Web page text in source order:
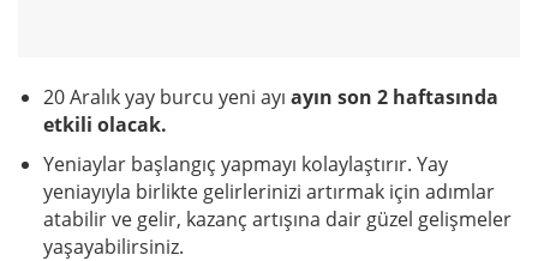
20 Aralık yay burcu yeni ayı ayın son 2 haftasında
etkili olacak.
Yeniaylar başlangıç yapmayı kolaylaştırır. Yay
yeniayıyla birlikte gelirlerinizi artırmak için adımlar
atabilir ve gelir, kazanç artışına dair güzel gelişmeler
yaşayabilirsiniz.